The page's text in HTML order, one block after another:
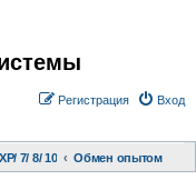
Вход
Регистрация
7/ 8/ 10 Обмен опытом